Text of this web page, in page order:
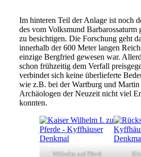
Im hinteren Teil der Anlage ist noch
des vom Volksmund Barbarossaturm
zu besichtigen. Die Forschung geht
innerhalb der 600 Meter langen
einzige Bergfried gewesen war.
schon frühzeitig dem Verfall
verbindet sich keine überlieferte
wie z.B. bei der Wartburg und
Archäologen der Neuzeit nicht viel
konnten.
Wilhelm auf Pferd